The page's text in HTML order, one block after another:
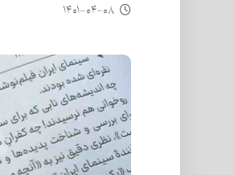
۱۴۰۱-۰۴-۰۸